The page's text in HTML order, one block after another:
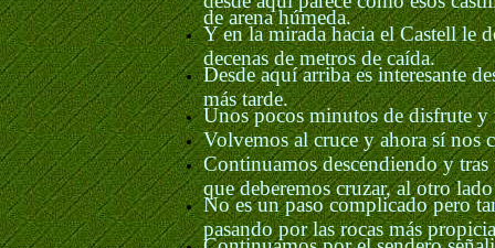
de arena húmeda.
Y en la mirada hacia el Castell le
decenas de metros de caída.
Desde aquí arriba es interesante
más tarde.
Unos pocos minutos de disfrute
Volvemos al cruce y ahora sí nos
Continuamos descendiendo y
que deberemos cruzar, al otro
No es un paso complicado pero
pasando por las rocas más